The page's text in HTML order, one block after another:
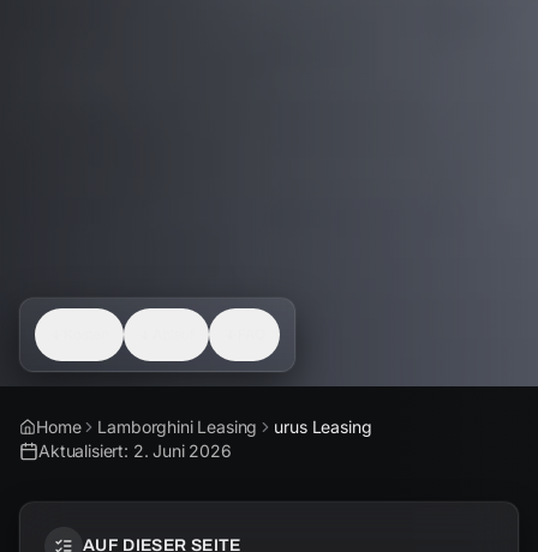
Home Lamborghini Leasing
urus Leasing
Aktualisiert: 2. Juni 2026
AUF DIESER SEITE